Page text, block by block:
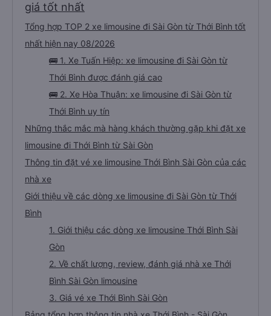
giá tốt nhất
Tổng hợp TOP 2 xe limousine đi Sài Gòn từ Thới Bình tốt
nhất hiện nay 08/2026
🚌 1. Xe Tuấn Hiệp: xe limousine đi Sài Gòn từ
Thới Bình được đánh giá cao
🚌 2. Xe Hòa Thuận: xe limousine đi Sài Gòn từ
Thới Bình uy tín
Những thắc mắc mà hàng khách thường gặp khi đặt xe
limousine đi Thới Bình từ Sài Gòn
Thông tin đặt vé xe limousine Thới Bình Sài Gòn của các
nhà xe
Giới thiệu về các dòng xe limousine đi Sài Gòn từ Thới
Bình
1. Giới thiệu các dòng xe limousine Thới Bình Sài
Gòn
2. Về chất lượng, review, đánh giá nhà xe Thới
Bình Sài Gòn limousine
3. Giá vé xe Thới Bình Sài Gòn